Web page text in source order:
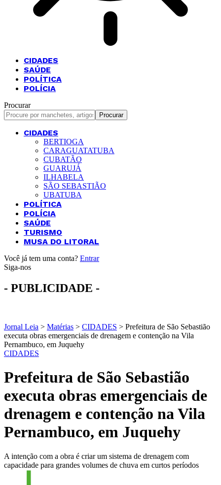
CIDADES
SAÚDE
POLÍTICA
POLÍCIA
Procurar
CIDADES
BERTIOGA
CARAGUATATUBA
CUBATÃO
GUARUJÁ
ILHABELA
SÃO SEBASTIÃO
UBATUBA
POLÍTICA
POLÍCIA
SAÚDE
TURISMO
MUSA DO LITORAL
Você já tem uma conta? Entrar
Siga-nos
- PUBLICIDADE -
Jornal Leia > Matérias > CIDADES > Prefeitura de São Sebastião
executa obras emergenciais de drenagem e contenção na Vila
Pernambuco, em Juquehy
CIDADES
Prefeitura de São Sebastião
executa obras emergenciais de
drenagem e contenção na Vila
Pernambuco, em Juquehy
A intenção com a obra é criar um sistema de drenagem com
capacidade para grandes volumes de chuva em curtos períodos